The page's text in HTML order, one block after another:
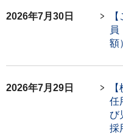
2026年7月30日
員
額
2026年7月29日
任
び
採